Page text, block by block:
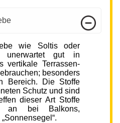
wie Soltis oder
unerwartet gut in
vertikale Terrassen-
besonders
Bereich. Die Stoffe
Schutz und sind
dieser Art Stoffe
an bei Balkons,